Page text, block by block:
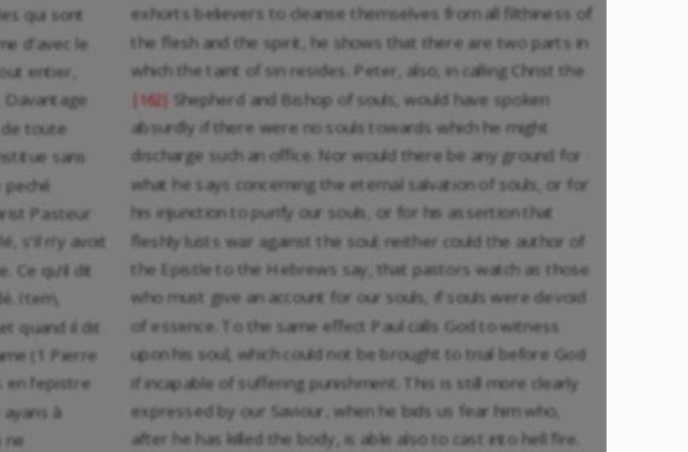
qui sont
d’avec le
entier,
Davantage
toute
sans
Pasteur
s’il n’y avoit
Ce qu’il dit
Item,
quand il dit
(1 Pierre
l’epistre
à
ne
exhorts believers to cleanse themselves from all filthiness of
the flesh and the spirit, he shows that there are two parts in
which the taint of sin resides. Peter, also, in calling Christ the
|162| Shepherd and Bishop of souls, would have spoken
absurdly if there were no souls towards which he might
discharge such an office. Nor would there be any ground for
what he says concerning the eternal salvation of souls, or for
his injunction to purify our souls, or for his assertion that
fleshly lusts war against the soul; neither could the author of
the Epistle to the Hebrews say, that pastors watch as those
who must give an account for our souls, if souls were devoid
of essence. To the same effect Paul calls God to witness
upon his soul, which could not be brought to trial before God
if incapable of suffering punishment. This is still more clearly
expressed by our Saviour, when he bids us fear him who,
after he has killed the body, is able also to cast into hell fire.